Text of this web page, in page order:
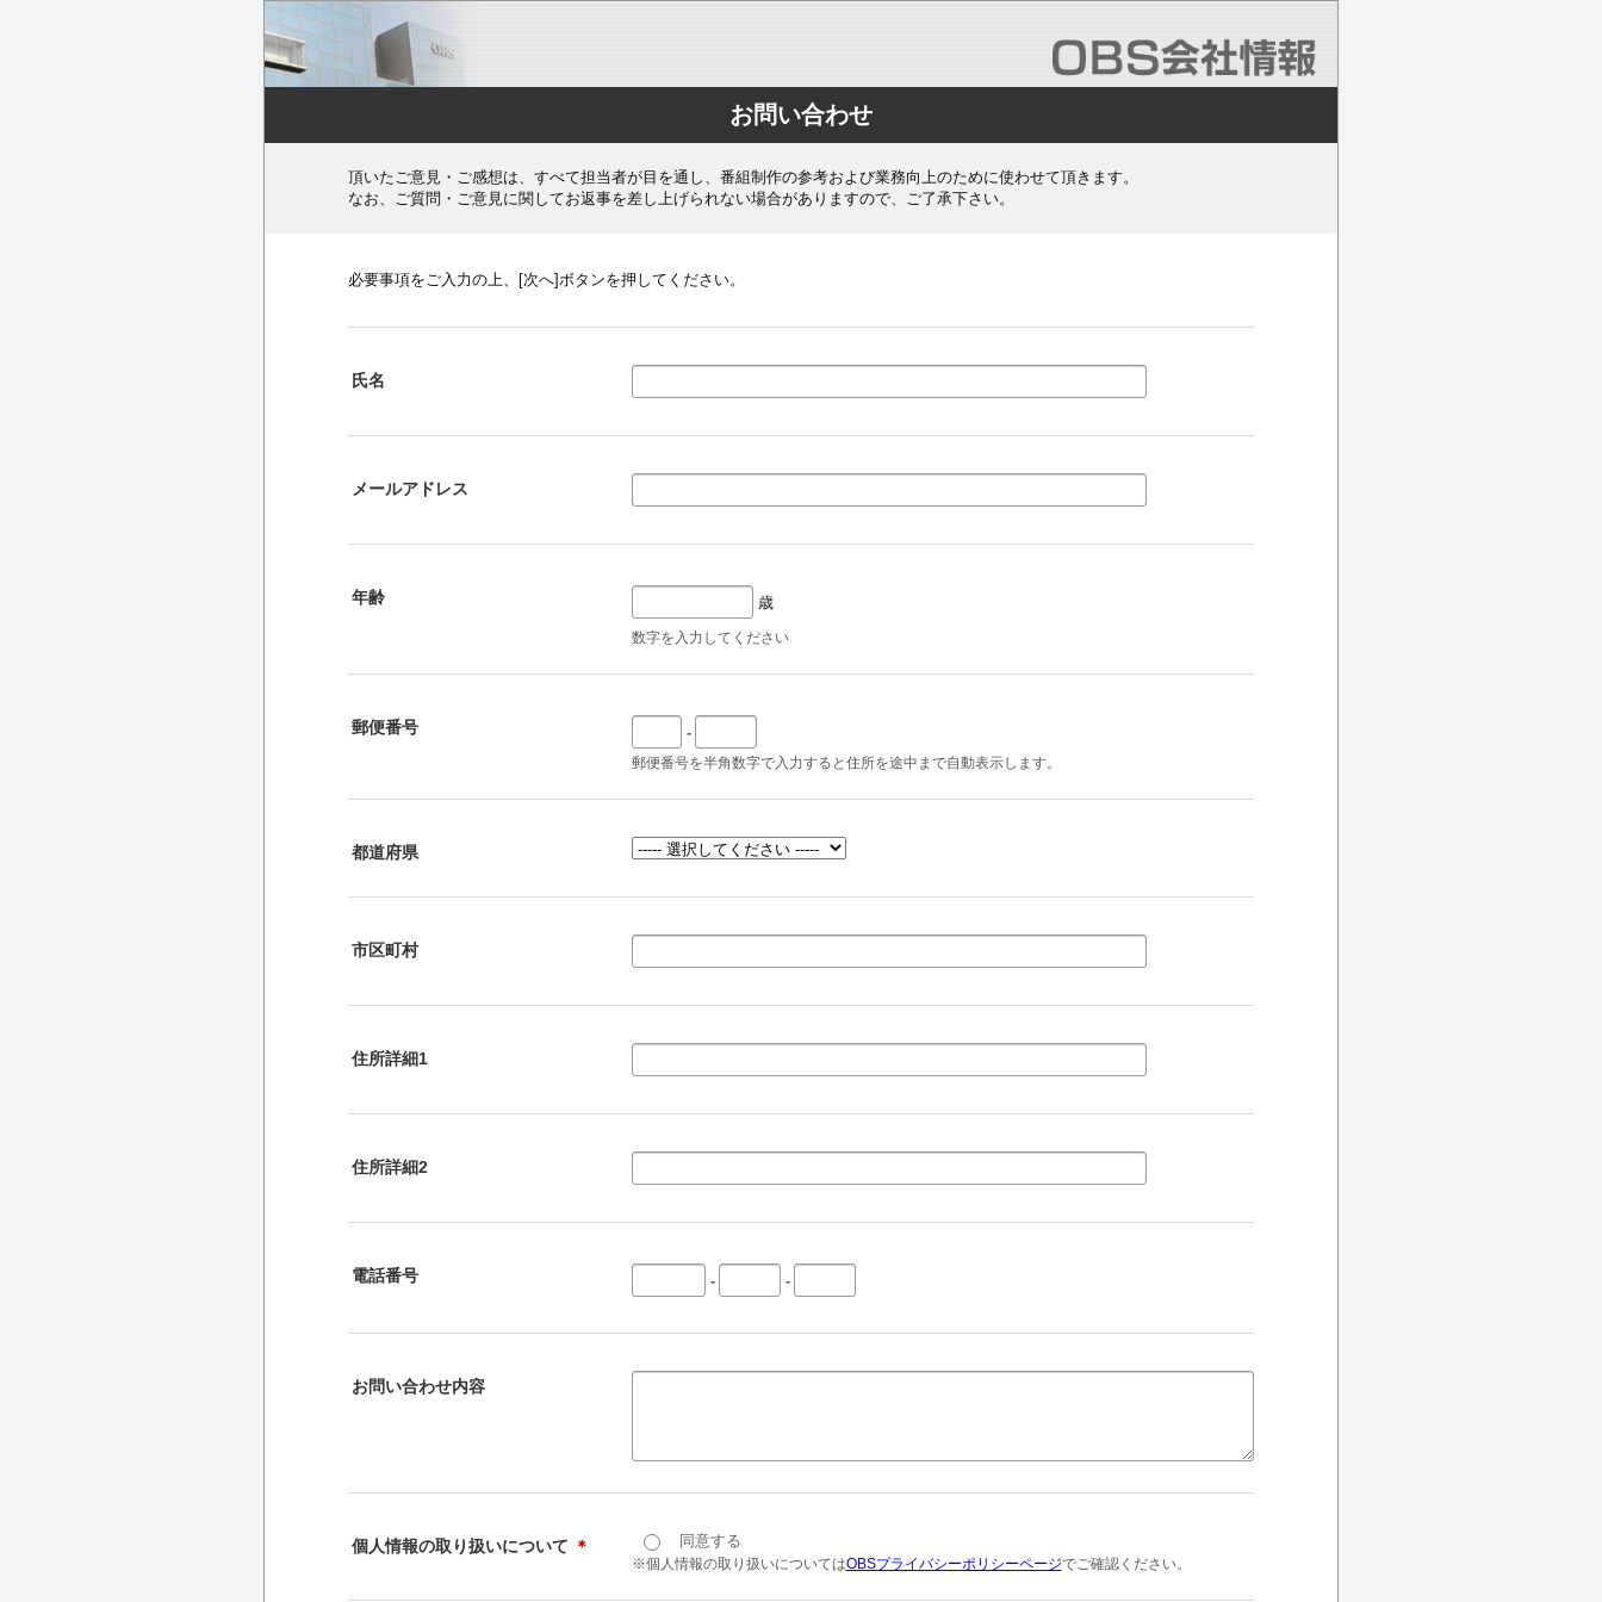
お問い合わせ
頂いたご意見・ご感想は、すべて担当者が目を通し、番組制作の参考および業務向上のために使わせて頂きます。
なお、ご質問・ご意見に関してお返事を差し上げられない場合がありますので、ご了承下さい。
必要事項をご入力の上、[次へ]ボタンを押してください。
氏名
メールアドレス
年齢 歳
数字を入力してください
郵便番号 -
郵便番号を半角数字で入力すると住所を途中まで自動表示します。
都道府県
市区町村
住所詳細1
住所詳細2
電話番号 - -
お問い合わせ内容
個人情報の取り扱いについて ＊ 同意する
※個人情報の取り扱いについてはOBSプライバシーポリシーページでご確認ください。